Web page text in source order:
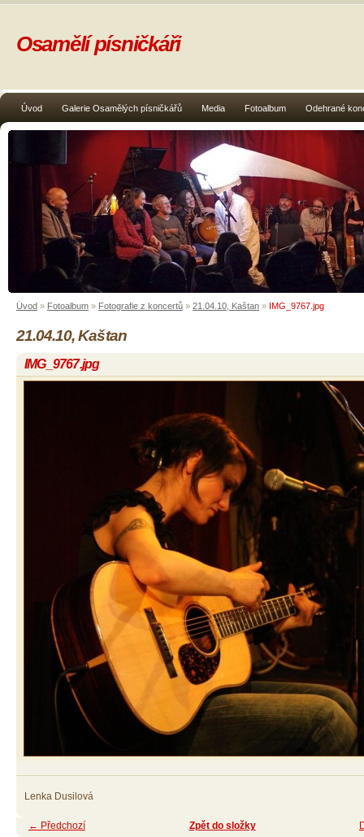
Úvod Galerie Osamělých písničkářů Media Fotoalbum Odehrané
Osamělí písničkáři
Úvod » Fotoalbum » Fotografie z koncertů » 21.04.10, Kaštan » IMG_9767.jpg
21.04.10, Kaštan
IMG_9767.jpg
Lenka Dusilová
← Předchozí Zpět do složky